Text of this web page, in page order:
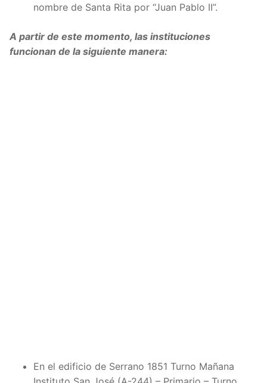
nombre de Santa Rita por “Juan Pablo II”.
A partir de este momento, las instituciones
funcionan de la siguiente manera:
En el edificio de Serrano 1851 Turno Mañana